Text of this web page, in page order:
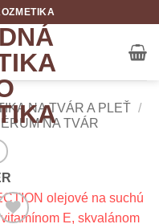
NA TVÁR A PLEŤ /
NA TVÁR